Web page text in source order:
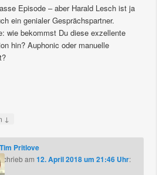
Episode – aber Harald Lesch ist ja
ein genialer Gesprächspartner.
wie bekommst Du diese exzellente
hin? Auphonic oder manuelle
↓
Tim Pritlove
am 12. April 2018 um 21:46 Uhr: